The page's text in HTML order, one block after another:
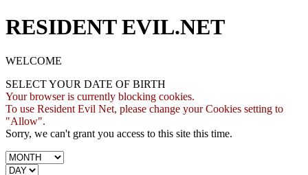
RESIDENT EVIL.NET
WELCOME
SELECT YOUR DATE OF BIRTH
Your browser is currently blocking cookies.
To use Resident Evil Net, please change your Cookies setting to
"Allow".
Sorry, we can't grant you access to this site this time.